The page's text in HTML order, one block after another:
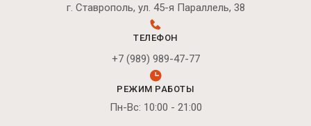
г. Ставрополь, ул. 45-я Параллель, 38
ТЕЛЕФОН
+7 (989) 989-47-77
РЕЖИМ РАБОТЫ
Пн-Вс: 10:00 - 21:00